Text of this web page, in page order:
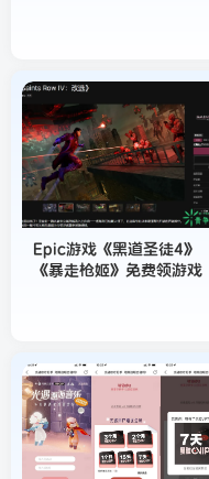
Epic游戏《黑道圣徒4》
《暴走枪姬》免费领游戏